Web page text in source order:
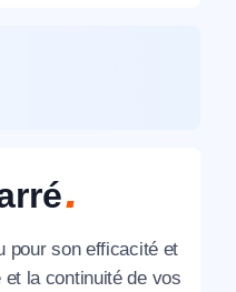
pour son efficacité et
la continuité de vos